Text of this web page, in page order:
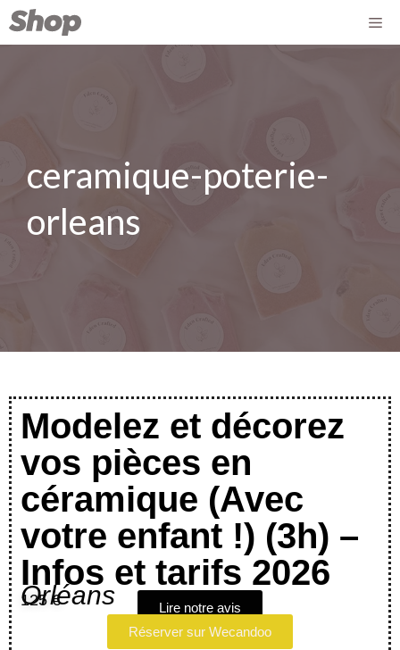
ceramique-poterie-
orleans
Modelez et décorez
vos pièces en
céramique (Avec
votre enfant !) (3h) –
Infos et tarifs 2026
Orléans
125 €
Lire notre avis
Réserver sur Wecandoo